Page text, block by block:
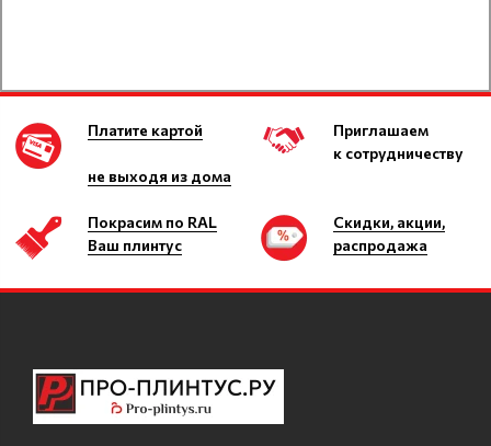
Платите картой
не выходя из дома
Приглашаем
к сотрудничеству
Покрасим по RAL
Ваш плинтус
Скидки, акции,
распродажа